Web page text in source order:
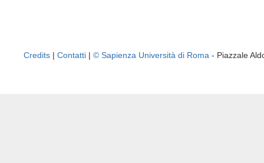
Credits | Contatti | © Sapienza Università di Roma - Piazzale